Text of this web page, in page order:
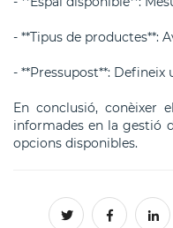
- **Tipus de productes**:
- **Pressupost**:
En conclusió, conèixer
informades en la gestió
opcions disponibles.